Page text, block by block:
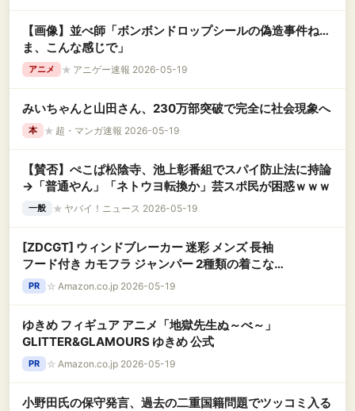
【画像】並べ師「ボンボンドロップシールの偽造事件ね…
ま、こんな感じで」
アニメ ★ アニゲー速報 2026-05-19
みいちゃんと山田さん、230万部突破で完全に社会現象へ
本 ★ 超・マンガ速報 2026-05-19
【賛否】ぺこぱ松陰寺、池上彰番組でスパイ防止法に持論
→「普通やん」「ネトウヨ転換か」芸スポ民が困惑ｗｗｗ
一般 ★ ヤバイ！ニュース 2026-05-19
[ZDCGT] ウィンドブレーカー 迷彩 メンズ 長袖
フード付き カモフラ ジャンパー 2種類の着こな
し マウンテンジャケット 軽量 防風 撥水 パーカー
アウトドア アウター トップス 光沢感 5色 5サイ
PR ☆ Amazon.co.jp 2026-05-19
ゆきめ フィギュア アニメ「地獄先生ぬ～べ～」
GLITTER&GLAMOURS ゆきめ 公式
PR ☆ Amazon.co.jp 2026-05-19
小野田氏の保守発言、過去の二重国籍問題でツッコミ入る